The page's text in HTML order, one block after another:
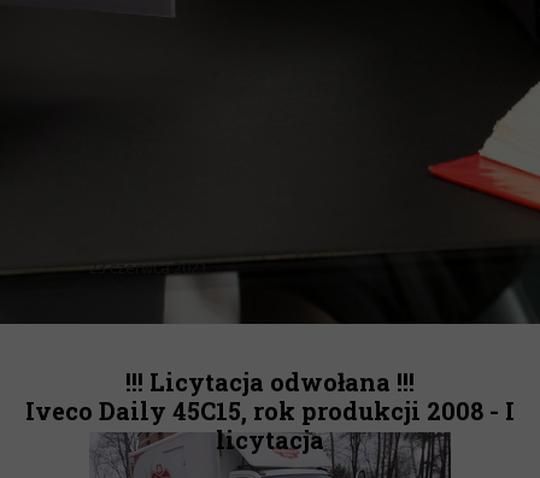
23 czerwca 2021
!!! Licytacja odwołana !!!
Iveco Daily 45C15, rok produkcji 2008 - I
licytacja